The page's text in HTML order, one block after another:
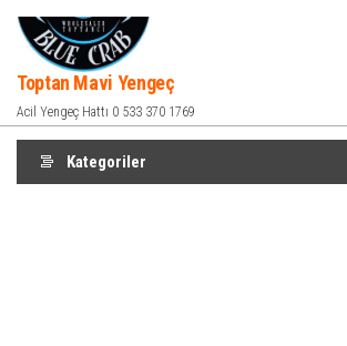
İçeriğe
atla
Toptan Mavi Yengeç
Acil Yengeç Hattı 0 533 370 1769
Kategoriler